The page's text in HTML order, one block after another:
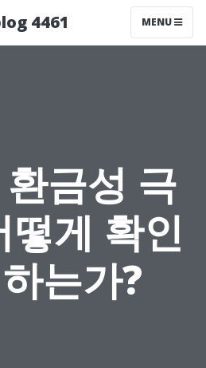
4461 MENU
금성 극
게 확인
는가?